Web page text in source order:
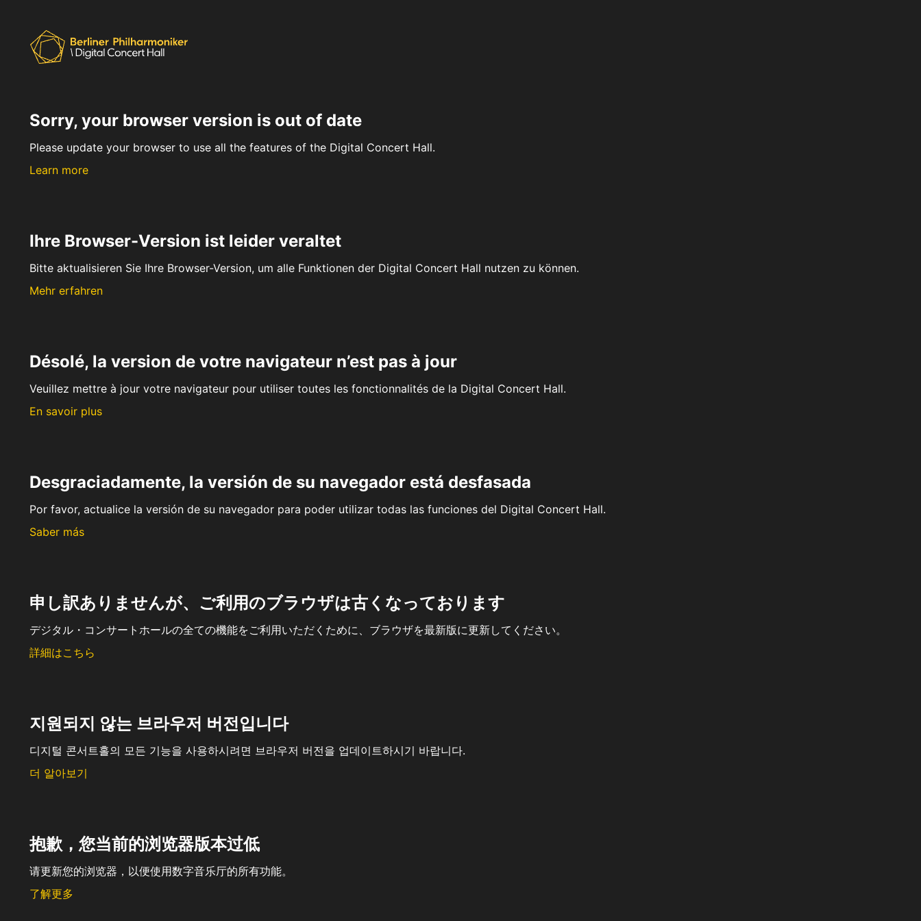
Sorry, your browser version is out of date
Please update your browser to use all the features of the Digital Concert Hall.
Learn more
Ihre Browser-Version ist leider veraltet
Bitte aktualisieren Sie Ihre Browser-Version, um alle Funktionen der Digital Concert Hall nutzen zu können.
Mehr erfahren
Désolé, la version de votre navigateur n’est pas à jour
Veuillez mettre à jour votre navigateur pour utiliser toutes les fonctionnalités de la Digital Concert Hall.
En savoir plus
Desgraciadamente, la versión de su navegador está desfasada
Por favor, actualice la versión de su navegador para poder utilizar todas las funciones del Digital Concert Hall.
Saber más
申し訳ありませんが、ご利用のブラウザは古くなっております
デジタル・コンサートホールの全ての機能をご利用いただくために、ブラウザを最新版に更新してください。
詳細はこちら
지원되지 않는 브라우저 버전입니다
디지털 콘서트홀의 모든 기능을 사용하시려면 브라우저 버전을 업데이트하시기 바랍니다.
더 알아보기
抱歉，您当前的浏览器版本过低
请更新您的浏览器，以便使用数字音乐厅的所有功能。
了解更多